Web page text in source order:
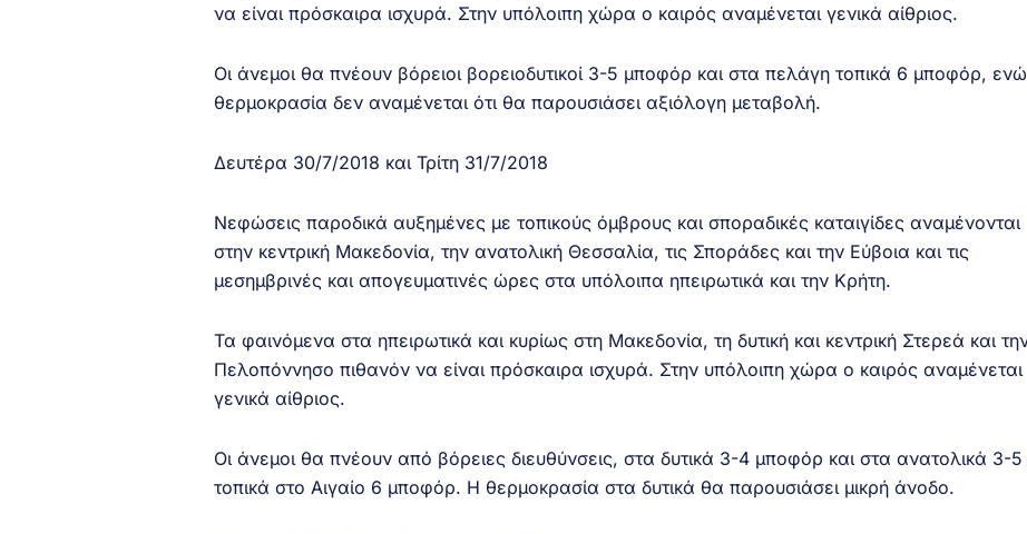
να είναι πρόσκαιρα ισχυρά. Στην υπόλοιπη χώρα ο καιρός αναμένεται γενικά αίθριος.
Οι άνεμοι θα πνέουν βόρειοι βορειοδυτικοί 3-5 μποφόρ και στα πελάγη τοπικά 6 μποφόρ,
θερμοκρασία δεν αναμένεται ότι θα παρουσιάσει αξιόλογη μεταβολή.
Δευτέρα 30/7/2018 και Τρίτη 31/7/2018
Νεφώσεις παροδικά αυξημένες με τοπικούς όμβρους και σποραδικές καταιγίδες αναμένονται
στην κεντρική Μακεδονία, την ανατολική Θεσσαλία, τις Σποράδες και την Εύβοια και τις
μεσημβρινές και απογευματινές ώρες στα υπόλοιπα ηπειρωτικά και την Κρήτη.
Τα φαινόμενα στα ηπειρωτικά και κυρίως στη Μακεδονία, τη δυτική και κεντρική Στερεά και
Πελοπόννησο πιθανόν να είναι πρόσκαιρα ισχυρά. Στην υπόλοιπη χώρα ο καιρός αναμένεται
γενικά αίθριος.
Οι άνεμοι θα πνέουν από βόρειες διευθύνσεις, στα δυτικά 3-4 μποφόρ και στα ανατολικά 3-5
τοπικά στο Αιγαίο 6 μποφόρ. Η θερμοκρασία στα δυτικά θα παρουσιάσει μικρή άνοδο.